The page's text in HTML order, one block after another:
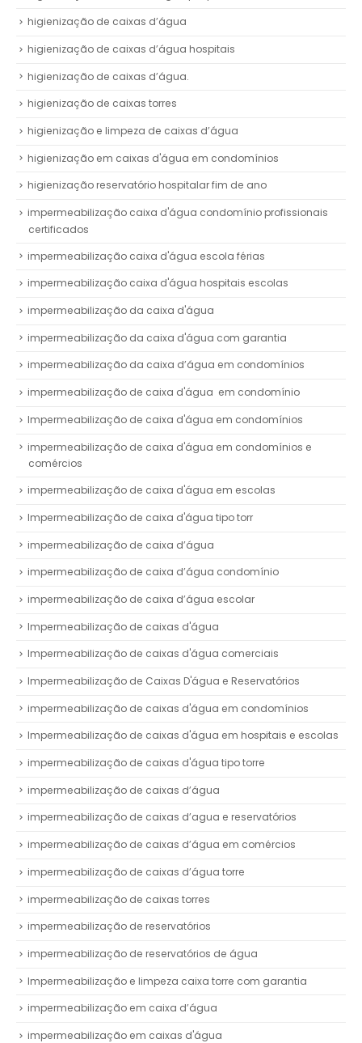
higienização de caixas d’água
higienização de caixas d’água hospitais
higienização de caixas d’água.
higienização de caixas torres
higienização e limpeza de caixas d’água
higienização em caixas d'água em condomínios
higienização reservatório hospitalar fim de ano
impermeabilização caixa d'água condomínio profissionais
certificados
impermeabilização caixa d'água escola férias
impermeabilização caixa d'água hospitais escolas
impermeabilização da caixa d'água
impermeabilização da caixa d'água com garantia
impermeabilização da caixa d’água em condomínios
impermeabilização de caixa d'água em condomínio
Impermeabilização de caixa d'água em condomínios
impermeabilização de caixa d'água em condomínios e
comércios
impermeabilização de caixa d'água em escolas
Impermeabilização de caixa d'água tipo torr
impermeabilização de caixa d’água
impermeabilização de caixa d’água condomínio
impermeabilização de caixa d’água escolar
Impermeabilização de caixas d'água
Impermeabilização de caixas d'água comerciais
Impermeabilização de Caixas D'água e Reservatórios
impermeabilização de caixas d'água em condomínios
Impermeabilização de caixas d'água em hospitais e escolas
impermeabilização de caixas d'água tipo torre
impermeabilização de caixas d’água
impermeabilização de caixas d’agua e reservatórios
impermeabilização de caixas d’água em comércios
impermeabilização de caixas d’água torre
impermeabilização de caixas torres
impermeabilização de reservatórios
impermeabilização de reservatórios de água
Impermeabilização e limpeza caixa torre com garantia
impermeabilização em caixa d’água
impermeabilização em caixas d'água